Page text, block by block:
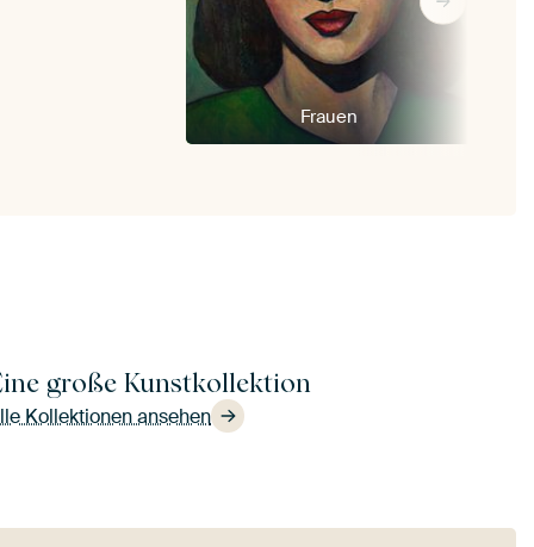
Frauen
große Kunstkollektion
Kollektionen ansehen